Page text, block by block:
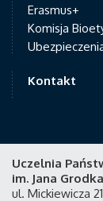
Erasmus+
Komisja
Kontakt
Uczelnia
im. Jana
ul. Mickiewicza